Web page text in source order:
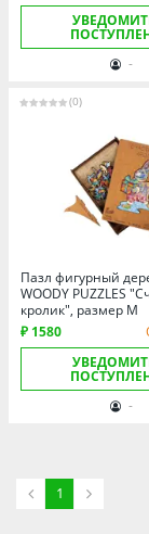
Тверская
Томская
Ульяновская
-
(0)
Пазл фигурный
WOODY PUZZLES
кролик", размер M
₽ 1580
-
1